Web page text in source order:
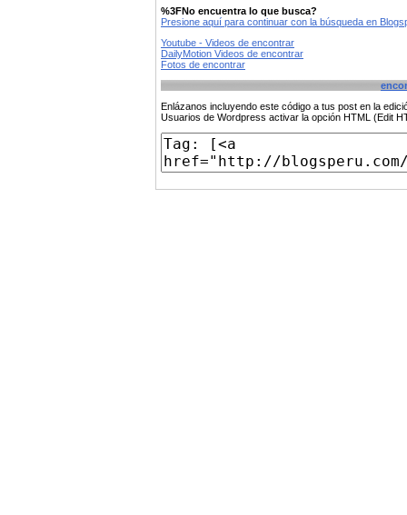
%3FNo encuentra lo que busca?
Presione aquí para continuar con la búsqueda en
Youtube - Videos de encontrar
DailyMotion Videos de encontrar
Fotos de encontrar
Enlázanos incluyendo este código a tus post en la
Usuarios de Wordpress activar la opción HTML (Edit